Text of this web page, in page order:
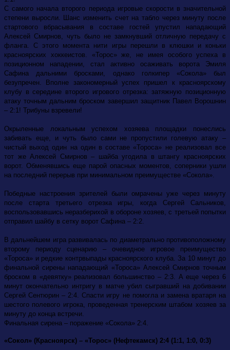
С самого начала второго периода игровые скорости в значительной
степени выросли. Шанс изменить счет на табло через минуту после
стартового вбрасывания в составе гостей упустил нападающий
Алексей Смирнов, чуть было не замкнувший отличную передачу с
фланга. С этого момента нити игры перешли в клюшки и коньки
красноярских хоккеистов. «Торос» же, не имея особого успеха в
позиционном нападении, стал активно осаживать ворота Эмиля
Сафина дальними бросками, однако голкипер «Сокола» был
безупречен. Вполне закономерный успех пришел к красноярскому
клубу в середине второго игрового отрезка: затяжную позиционную
атаку точным дальним броском завершил защитник Павел Ворошнин
– 2:1! Трибуны взревели!
Окрыленные локальным успехом хозяева площадки понеслись
забивать еще, и чуть было сами не пропустили голевую атаку –
чистый выход один на один в составе «Тороса» не реализовал все
тот же Алексей Смирнов – шайба угодила в штангу красноярских
ворот. Обменявшись еще парой опасных моментов, соперники ушли
на последний перерыв при минимальном преимуществе «Сокола».
Победные настроения зрителей были омрачены уже через минуту
после старта третьего отрезка игры, когда Сергей Сальников,
воспользовавшись неразберихой в обороне хозяев, с третьей попытки
отправил шайбу в сетку ворот Сафина – 2:2.
В дальнейшем игра развивалась по диаметрально противоположному
второму периоду сценарию – очевидное игровое преимущество
«Тороса» и редкие контрвыпады красноярского клуба. За 10 минут до
финальной сирены нападающий «Тороса» Алексей Смирнов точным
броском в «девятку» реализовал большинство – 2:3. А еще через 6
минут окончательно интригу в матче убил сыгравший на добивании
Сергей Сентюрин – 2:4. Спасти игру не помогла и замена вратаря на
шестого полевого игрока, проведенная тренерским штабом хозяев за
минуту до конца встречи.
Финальная сирена – поражение «Сокола» 2:4.
«Сокол» (Красноярск) – «Торос» (Нефтекамск) 2:4 (1:1, 1:0, 0:3)